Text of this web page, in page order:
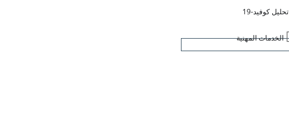
تحليل كوفيد-19
الخدمات المهنية